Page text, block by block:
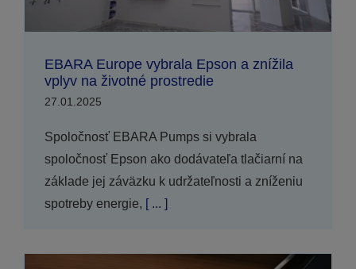
EBARA Europe vybrala Epson a znížila
vplyv na životné prostredie
27.01.2025
Spoločnosť EBARA Pumps si vybrala
spoločnosť Epson ako dodávateľa tlačiarní na
základe jej záväzku k udržateľnosti a zníženiu
spotreby energie, [ ... ]